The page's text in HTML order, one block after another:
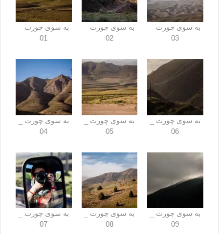
به ‌سوی چورت _
01
به ‌سوی چورت _
02
به ‌سوی چورت _
03
به ‌سوی چورت _
04
به ‌سوی چورت _
05
به ‌سوی چورت _
06
به ‌سوی چورت _
07
به ‌سوی چورت _
08
به ‌سوی چورت _
09